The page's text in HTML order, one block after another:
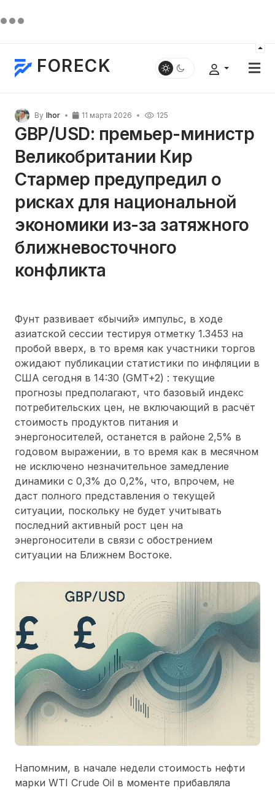
FORECK
By Ihor 11 марта 2026 125
GBP/USD: премьер-министр
Великобритании Кир
Стармер предупредил о
рисках для национальной
экономики из-за затяжного
ближневосточного
конфликта
Фунт развивает «бычий» импульс, в ходе
азиатской сессии тестируя отметку 1.3453 на
пробой вверх, в то время как участники торгов
ожидают публикации статистики по инфляции в
США сегодня в 14:30 (GMT+2) : текущие
прогнозы предполагают, что базовый индекс
потребительских цен, не включающий в расчёт
стоимость продуктов питания и
энергоносителей, останется в районе 2,5% в
годовом выражении, в то время как в месячном
не исключено незначительное замедление
динамики с 0,3% до 0,2%, что, впрочем, не
даст полного представления о текущей
ситуации, поскольку не будет учитывать
последний активный рост цен на
энергоносители в связи с обострением
ситуации на Ближнем Востоке.
Напомним, в начале недели стоимость нефти
марки WTI Crude Oil в моменте прибавляла